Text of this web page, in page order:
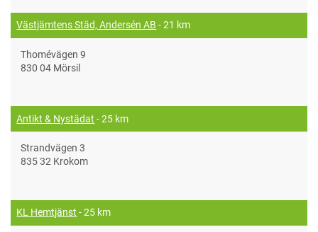
Västjämtens Städ, Andersén AB - 21 km
Thomévägen 9
830 04 Mörsil
Antikt & Nystädat - 25 km
Strandvägen 3
835 32 Krokom
KL Hemtjänst - 25 km